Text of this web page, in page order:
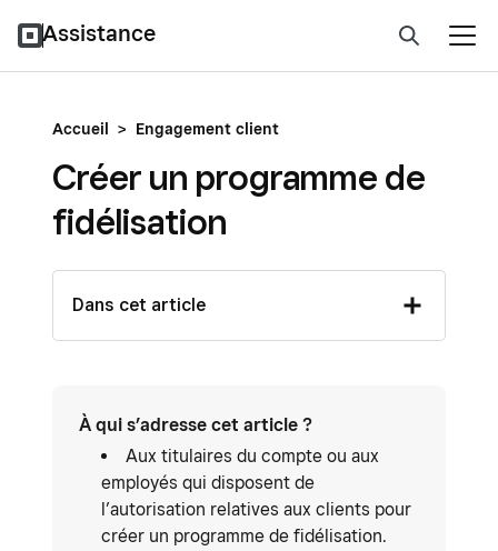
Assistance
Accueil > Engagement client
Créer un programme de
fidélisation
Dans cet article
À qui s’adresse cet article ?
Aux titulaires du compte ou aux
employés qui disposent de
l’autorisation relatives aux clients pour
créer un programme de fidélisation.